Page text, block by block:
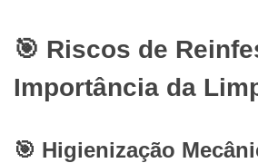
🎯 Riscos de
Importância da
🎯 Higienização